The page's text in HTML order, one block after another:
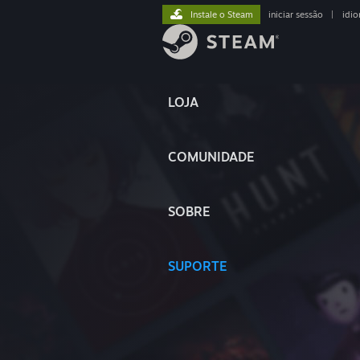
LOJA
COMUNIDADE
SOBRE
SUPORTE
Instale o Steam iniciar sessão